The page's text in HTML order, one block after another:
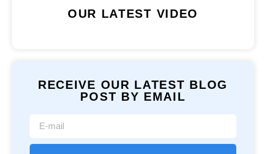
OUR LATEST VIDEO
RECEIVE OUR LATEST BLOG
POST BY EMAIL